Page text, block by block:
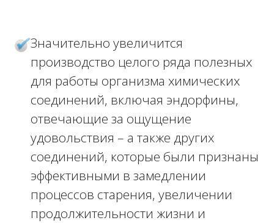
Значительно увеличится
производство целого ряда полезных
для работы организма химических
соединений, включая эндорфины,
отвечающие за ощущение
удовольствия – а также других
соединений, которые были признаны
эффективными в замедлении
процессов старения, увеличении
продолжительности жизни и